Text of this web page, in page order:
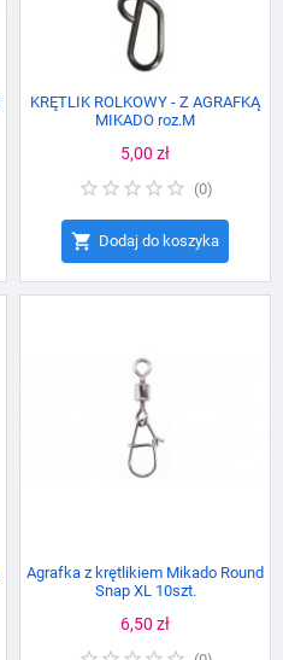
KRĘTLIK ROLKOWY - Z AGRAFKĄ
MIKADO roz.M
Cena
5,00 zł
(0)
 Dodaj do koszyka
Agrafka z krętlikiem Mikado Round
Snap XL 10szt.
Cena
6,50 zł